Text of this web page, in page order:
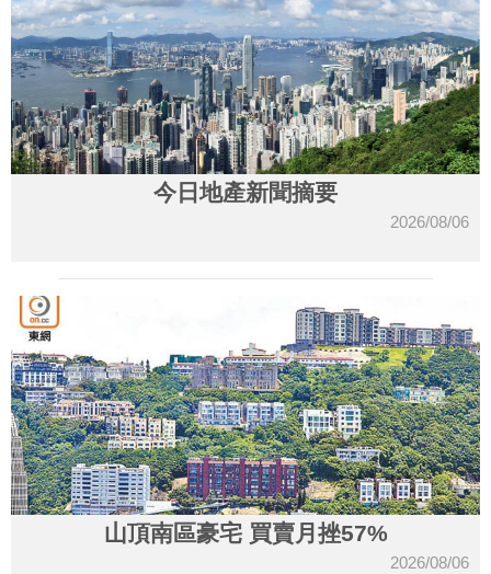
今日地產新聞摘要
2026/08/06
山頂南區豪宅 買賣月挫57%
2026/08/06